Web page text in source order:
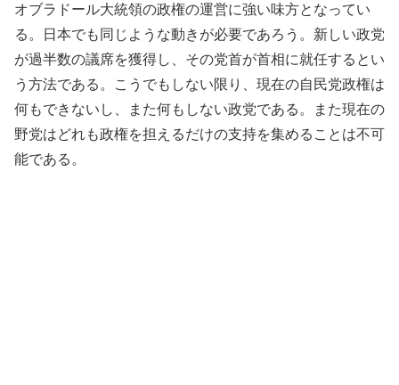
オブラドール大統領の政権の運営に強い味方となってい
る。日本でも同じような動きが必要であろう。新しい政党
が過半数の議席を獲得し、その党首が首相に就任するとい
う方法である。こうでもしない限り、現在の自民党政権は
何もできないし、また何もしない政党である。また現在の
野党はどれも政権を担えるだけの支持を集めることは不可
能である。